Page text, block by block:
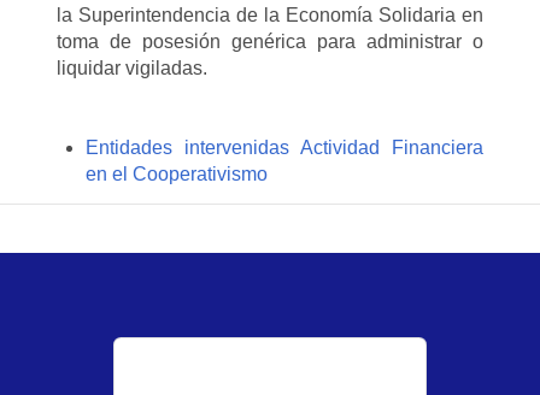
la Superintendencia de la Economía Solidaria en
toma de posesión genérica para administrar o
liquidar vigiladas.
Entidades intervenidas Actividad Financiera
en el Cooperativismo